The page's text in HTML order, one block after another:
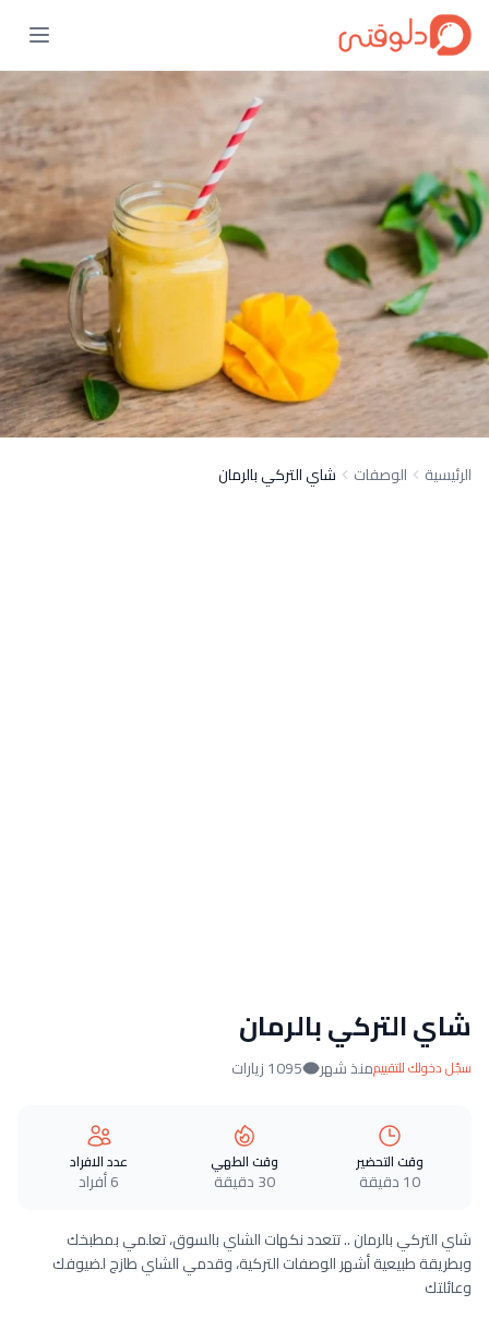
الرئيسية الوصفات شاي التركي بالرمان
شاي التركي بالرمان
سجّل دخولك للتقييممنذ شهر 1095 زيارات
وقت التحضير
10 دقيقة
وقت الطهي
30 دقيقة
عدد الافراد
6 أفراد
شاي التركي بالرمان .. تتعدد نكهات الشاي بالسوق، تعلمي بمطبخك
وبطريقة طبيعية أشهر الوصفات التركية، وقدمي الشاي طازج لضيوفك
وعائلتك